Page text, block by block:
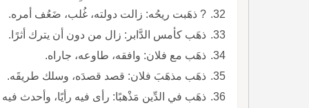
? ذهَبت ريحُه: زالت دولته، غُلب، ضَعُف أمره.
ذهَب كأمس الدَّابر: زال من دون أن يترك أثرًا.
ذهَب مع فلان: وافقه، طاوعه، جاراه.
ذهَب مذهَبَ فلان: قصد قصدَه، وسلك طريقَه.
ذهَب في الدِّين مَذْهبًا: رأى فيه رأيًا، وأحدث فيه بدعةً.